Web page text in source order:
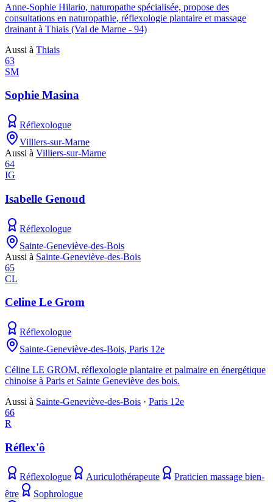
Anne-Sophie Hilario, naturopathe spécialisée, propose des
consultations en naturopathie, réflexologie plantaire et massage
drainant à Thiais (Val de Marne - 94)
Aussi à Thiais
63
SM
Sophie Masina
Réflexologue
Villiers-sur-Marne
Aussi à Villiers-sur-Marne
64
IG
Isabelle Genoud
Réflexologue
Sainte-Geneviève-des-Bois
Aussi à Sainte-Geneviève-des-Bois
65
CL
Celine Le Grom
Réflexologue
Sainte-Geneviève-des-Bois, Paris 12e
Céline LE GROM, réflexologie plantaire et palmaire en énergétique
chinoise à Paris et Sainte Geneviève des bois.
Aussi à Sainte-Geneviève-des-Bois · Paris 12e
66
R
Réflex'ô
Réflexologue Auriculothérapeute
Praticien massage bien-
être
Sophrologue